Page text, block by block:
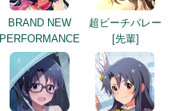
BRAND NEW
PERFORMANCE
超ビーチバレー
[先輩]